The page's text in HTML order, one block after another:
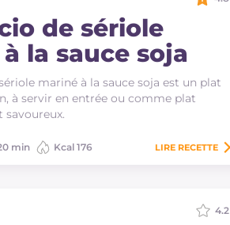
de sériole
la sauce soja
mariné à la sauce soja est un plat
à servir en entrée ou comme plat
savoureux.
min Kcal 176 LIRE RECETTE
4.2